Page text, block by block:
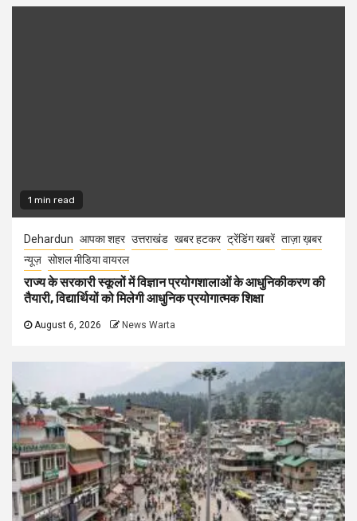
1 min read
Dehardun आपका शहर उत्तराखंड खबर हटकर ट्रेंडिंग खबरें ताज़ा ख़बर
न्यूज़ सोशल मीडिया वायरल
राज्य के सरकारी स्कूलों में विज्ञान प्रयोगशालाओं के आधुनिकीकरण की
तैयारी, विद्यार्थियों को मिलेगी आधुनिक प्रयोगात्मक शिक्षा
August 6, 2026 News Warta